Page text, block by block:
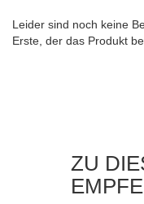
Leider sind noch keine
Erste, der das Produkt
ZU